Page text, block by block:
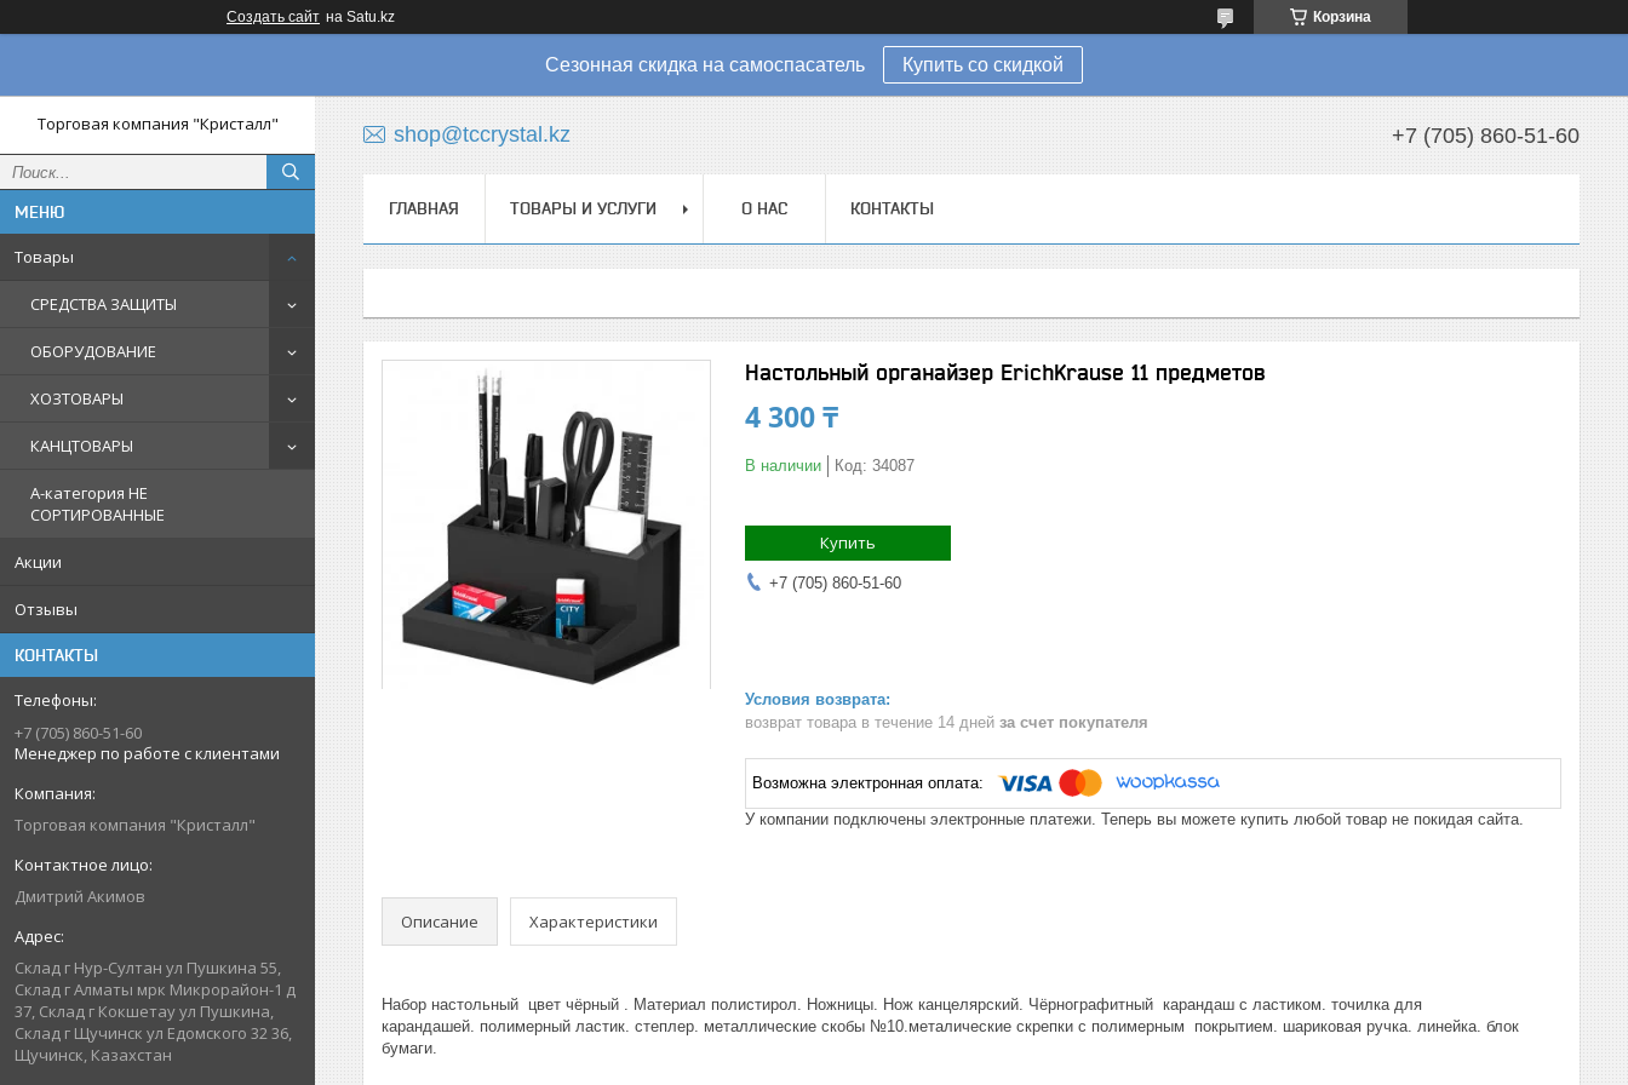
Создать сайт на Satu.kz Корзина
Сезонная скидка на самоспасатель Купить со скидкой
Торговая компания "Кристалл"
Товары
СРЕДСТВА ЗАЩИТЫ
ОБОРУДОВАНИЕ
ХОЗТОВАРЫ
КАНЦТОВАРЫ
A-категория НЕ
СОРТИРОВАННЫЕ
Акции
Отзывы
КОНТАКТЫ
+7 (705) 860-51-60
Менеджер по работе с клиентами
Торговая компания "Кристалл"
Дмитрий Акимов
Склад г Нур-Султан ул Пушкина 55,
Склад г Алматы мрк Микрорайон-1 д
37, Склад г Кокшетау ул Пушкина,
Склад г Щучинск ул Едомского 32 36,
Щучинск, Казахстан
shop@tccrystal.kz +7 (705) 860-51-60
ГЛАВНАЯ ТОВАРЫ И УСЛУГИ О НАС КОНТАКТЫ
Настольный органайзер ErichKrause 11 предметов
4 300 ₸
В наличии Код: 34087
Купить
+7 (705) 860-51-60
возврат товара в течение 14 дней за счет покупателя
У компании подключены электронные платежи. Теперь вы можете купить любой товар не покидая сайта.
Описание Характеристики
Набор настольный цвет чёрный . Материал полистирол. Ножницы. Нож канцелярский. Чёрнографитный карандаш с ластиком. точилка для
карандашей. полимерный ластик. степлер. металлические скобы №10.металические скрепки с полимерным покрытием. шариковая ручка. линейка. блок
бумаги.